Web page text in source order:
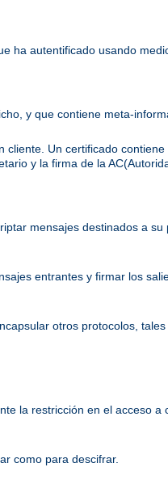
ha autentificado usando
y que contiene meta-
Un certificado
y la firma de la
mensajes destinados a
entrantes y firmar los
otros protocolos, tales
la restricción en el acceso a
como para descifrar.